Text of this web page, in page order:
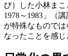
び）した小林ま
1978～1983」（
が特殊なもので
なったことを感じ